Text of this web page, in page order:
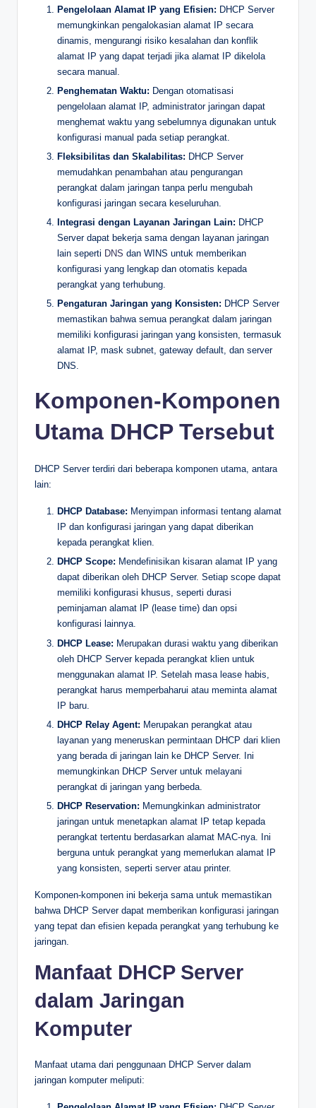
Pengelolaan Alamat IP yang Efisien: DHCP Server
memungkinkan pengalokasian alamat IP secara
dinamis, mengurangi risiko kesalahan dan konflik
alamat IP yang dapat terjadi jika alamat IP dikelola
secara manual.
Penghematan Waktu: Dengan otomatisasi
pengelolaan alamat IP, administrator jaringan dapat
menghemat waktu yang sebelumnya digunakan untuk
konfigurasi manual pada setiap perangkat.
Fleksibilitas dan Skalabilitas: DHCP Server
memudahkan penambahan atau pengurangan
perangkat dalam jaringan tanpa perlu mengubah
konfigurasi jaringan secara keseluruhan.
Integrasi dengan Layanan Jaringan Lain: DHCP
Server dapat bekerja sama dengan layanan jaringan
lain seperti DNS dan WINS untuk memberikan
konfigurasi yang lengkap dan otomatis kepada
perangkat yang terhubung.
Pengaturan Jaringan yang Konsisten: DHCP Server
memastikan bahwa semua perangkat dalam jaringan
memiliki konfigurasi jaringan yang konsisten, termasuk
alamat IP, mask subnet, gateway default, dan server
DNS.
Komponen-Komponen
Utama DHCP Tersebut
DHCP Server terdiri dari beberapa komponen utama, antara
lain:
DHCP Database: Menyimpan informasi tentang alamat
IP dan konfigurasi jaringan yang dapat diberikan
kepada perangkat klien.
DHCP Scope: Mendefinisikan kisaran alamat IP yang
dapat diberikan oleh DHCP Server. Setiap scope dapat
memiliki konfigurasi khusus, seperti durasi
peminjaman alamat IP (lease time) dan opsi
konfigurasi lainnya.
DHCP Lease: Merupakan durasi waktu yang diberikan
oleh DHCP Server kepada perangkat klien untuk
menggunakan alamat IP. Setelah masa lease habis,
perangkat harus memperbaharui atau meminta alamat
IP baru.
DHCP Relay Agent: Merupakan perangkat atau
layanan yang meneruskan permintaan DHCP dari klien
yang berada di jaringan lain ke DHCP Server. Ini
memungkinkan DHCP Server untuk melayani
perangkat di jaringan yang berbeda.
DHCP Reservation: Memungkinkan administrator
jaringan untuk menetapkan alamat IP tetap kepada
perangkat tertentu berdasarkan alamat MAC-nya. Ini
berguna untuk perangkat yang memerlukan alamat IP
yang konsisten, seperti server atau printer.
Komponen-komponen ini bekerja sama untuk memastikan
bahwa DHCP Server dapat memberikan konfigurasi jaringan
yang tepat dan efisien kepada perangkat yang terhubung ke
jaringan.
Manfaat DHCP Server
dalam Jaringan
Komputer
Manfaat utama dari penggunaan DHCP Server dalam
jaringan komputer meliputi: